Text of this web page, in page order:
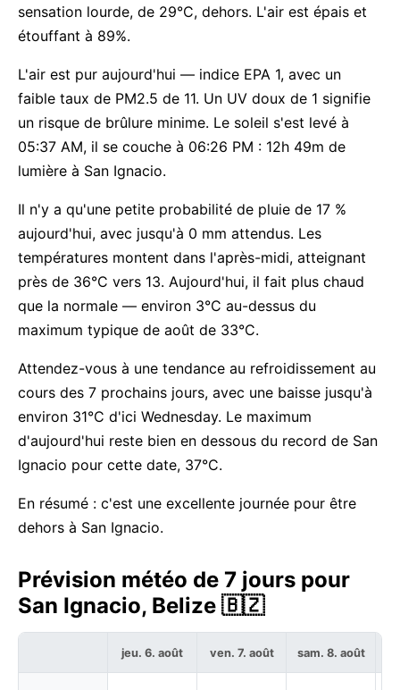
sensation lourde, de 29°C, dehors. L'air est épais et
étouffant à 89%.
L'air est pur aujourd'hui — indice EPA 1, avec un
faible taux de PM2.5 de 11. Un UV doux de 1 signifie
un risque de brûlure minime. Le soleil s'est levé à
05:37 AM, il se couche à 06:26 PM : 12h 49m de
lumière à San Ignacio.
Il n'y a qu'une petite probabilité de pluie de 17 %
aujourd'hui, avec jusqu'à 0 mm attendus. Les
températures montent dans l'après-midi, atteignant
près de 36°C vers 13. Aujourd'hui, il fait plus chaud
que la normale — environ 3°C au-dessus du
maximum typique de août de 33°C.
Attendez-vous à une tendance au refroidissement au
cours des 7 prochains jours, avec une baisse jusqu'à
environ 31°C d'ici Wednesday. Le maximum
d'aujourd'hui reste bien en dessous du record de San
Ignacio pour cette date, 37°C.
En résumé : c'est une excellente journée pour être
dehors à San Ignacio.
Prévision météo de 7 jours pour
San Ignacio, Belize 🇧🇿
jeu. 6. août ven. 7. août sam. 8. août